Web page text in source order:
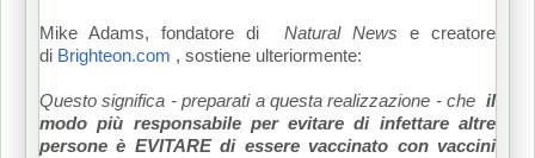
Mike Adams, fondatore di Natural News e creatore
di Brighteon.com , sostiene ulteriormente:
Questo significa - preparati a questa realizzazione - che il
modo più responsabile per evitare di infettare altre
persone è EVITARE di essere vaccinato con vaccini